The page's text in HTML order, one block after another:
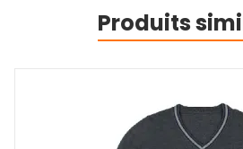
Produits